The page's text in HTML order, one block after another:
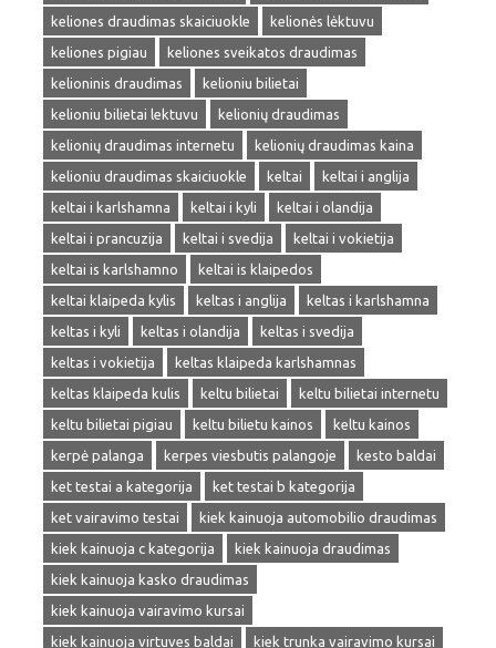
keliones draudimas skaiciuokle
kelionės lėktuvu
keliones pigiau
keliones sveikatos draudimas
kelioninis draudimas
kelioniu bilietai
kelioniu bilietai lektuvu
kelionių draudimas
kelionių draudimas internetu
kelionių draudimas kaina
kelioniu draudimas skaiciuokle
keltai
keltai i anglija
keltai i karlshamna
keltai i kyli
keltai i olandija
keltai i prancuzija
keltai i svedija
keltai i vokietija
keltai is karlshamno
keltai is klaipedos
keltai klaipeda kylis
keltas i anglija
keltas i karlshamna
keltas i kyli
keltas i olandija
keltas i svedija
keltas i vokietija
keltas klaipeda karlshamnas
keltas klaipeda kulis
keltu bilietai
keltu bilietai internetu
keltu bilietai pigiau
keltu bilietu kainos
keltu kainos
kerpė palanga
kerpes viesbutis palangoje
kesto baldai
ket testai a kategorija
ket testai b kategorija
ket vairavimo testai
kiek kainuoja automobilio draudimas
kiek kainuoja c kategorija
kiek kainuoja draudimas
kiek kainuoja kasko draudimas
kiek kainuoja vairavimo kursai
kiek kainuoja virtuves baldai
kiek trunka vairavimo kursai